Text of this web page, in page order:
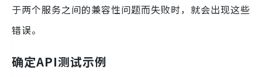
于两个服务之间的兼容性问题而失败时，就会出现这些
错误。
确定API测试示例